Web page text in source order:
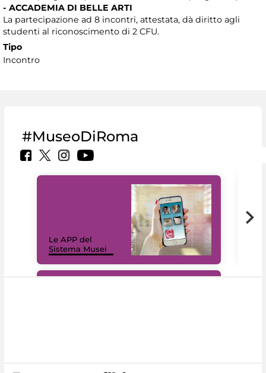
- ACCADEMIA DI BELLE ARTI
La partecipazione ad 8 incontri, attestata, dà diritto agli
studenti al riconoscimento di 2 CFU.
Tipo
Incontro
#MuseoDiRoma
Le APP del
Sistema Musei